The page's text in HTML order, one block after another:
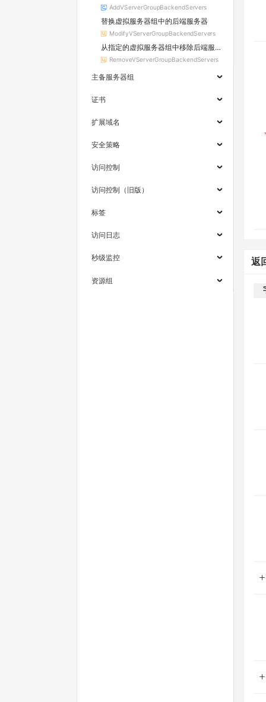
AddVServerGroupBackendServers
替换虚拟服务器组中的后端服务器
ModifyVServerGroupBackendServers
从指定的虚拟服务器组中移除后端服务器
RemoveVServerGroupBackendServers
主备服务器组
证书
扩展域名
安全策略
访问控制
访问控制（旧版）
标签
访问日志
秒级监控
资源组
返